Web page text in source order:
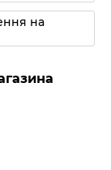
на